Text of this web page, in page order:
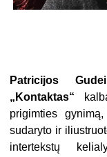
Patricijos
„Kontaktas“
prigimties
sudaryto ir
intertekstų